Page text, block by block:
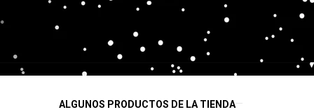
ALGUNOS PRODUCTOS DE LA TIENDA